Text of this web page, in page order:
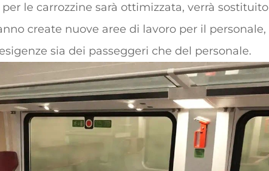
le carrozzine sarà ottimizzata, verrà sostituito
create nuove aree di lavoro per il personale,
sia dei passeggeri che del personale.